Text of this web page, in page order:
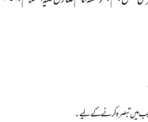
جب میں تبصرہ کرنے کےلیے۔